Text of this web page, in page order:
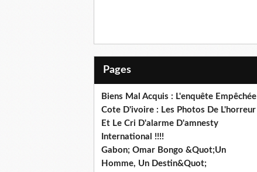
Pages
Biens Mal Acquis : L'enquête Empêchée
Cote D'ivoire : Les Photos De L'horreur
Et Le Cri D'alarme D'amnesty
International !!!!
Gabon; Omar Bongo &Quot;Un
Homme, Un Destin&Quot;